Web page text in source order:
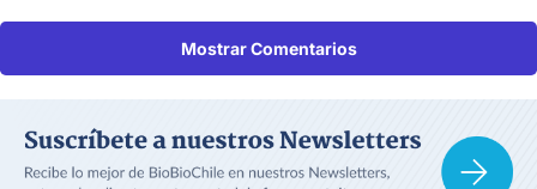
Mostrar Comentarios